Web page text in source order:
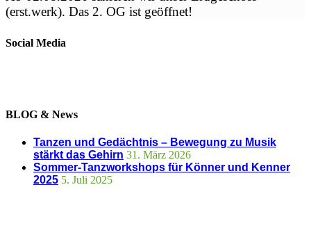
(erst.werk). Das 2. OG ist geöffnet!
Social Media
BLOG & News
Tanzen und Gedächtnis – Bewegung zu Musik
stärkt das Gehirn 31. März 2026
Sommer-Tanzworkshops für Könner und Kenner
2025 5. Juli 2025